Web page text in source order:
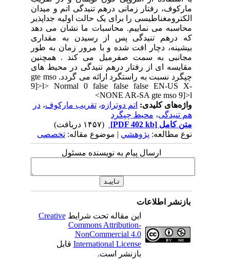
مارکوف، رفتار زمانی درهم تنیدگی اتم و میدان
الکترومغناطیسی را برای یک حالت اولیه جداپذیر
محاسبه می نماییم. محاسبات ما نشان می دهد
که درهم تنیدگی پس از رسیدن به مقداری
بیشینه، دچار افت شده و با مرور زمان به طور
مجانبی به سمت صفرمیل می کند . همچنین
مقایسه ای از رفتار درهم تنیدگی در محیط های
چپگرد نسبت به راستگرد ارائه می گردد. gte mso
9]>l> Normal 0 false false false EN-US X-
NONE AR-SA gte mso 9]>l>
واژه‌های کلیدی:اتم دوترازه ،تقریب مارکوف،در
هم تنیدگی،محیط چپگرد
متن کامل[PDF 402 kb]
نوع مطالعه:پژوهشي| موضوع مقاله:تخصصی
ارسال پیام به نویسنده مسئول
بازنشر اطلاعات
این مقاله تحت شرایطCreative
Commons Attribution-
NonCommercial 4.0
International Licenseقابل
بازنشر است.